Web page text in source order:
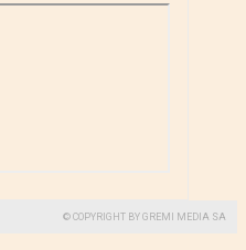
© COPYRIGHT BY GREMI MEDIA SA